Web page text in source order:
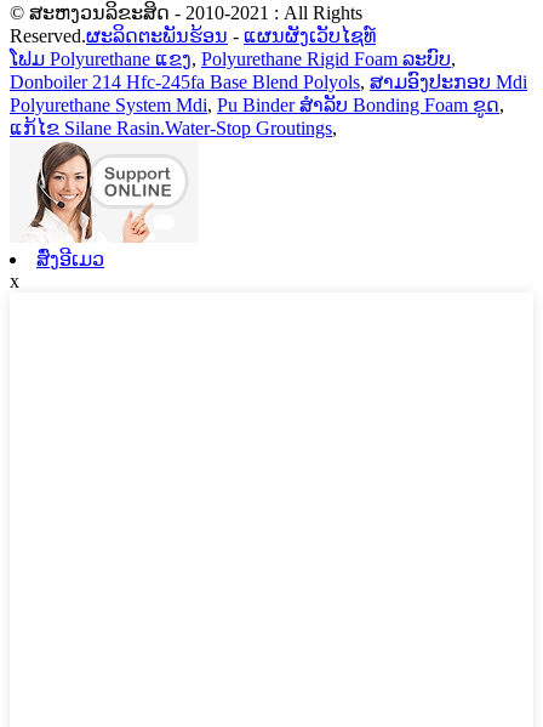
© ສະຫງວນລິຂະສິດ - 2010-2021 : All Rights
Reserved.ຜະລິດຕະພັນຮ້ອນ - ແຜນຜັງເວັບໄຊທ໌
ໂຟມ Polyurethane ແຂງ, Polyurethane Rigid Foam ລະບົບ,
Donboiler 214 Hfc-245fa Base Blend Polyols, ສາມອົງປະກອບ Mdi
Polyurethane System Mdi, Pu Binder ສໍາລັບ Bonding Foam ຂູດ,
ແກ້ໄຂ Silane Rasin.Water-Stop Groutings,
ສົ່ງອີເມວ
x